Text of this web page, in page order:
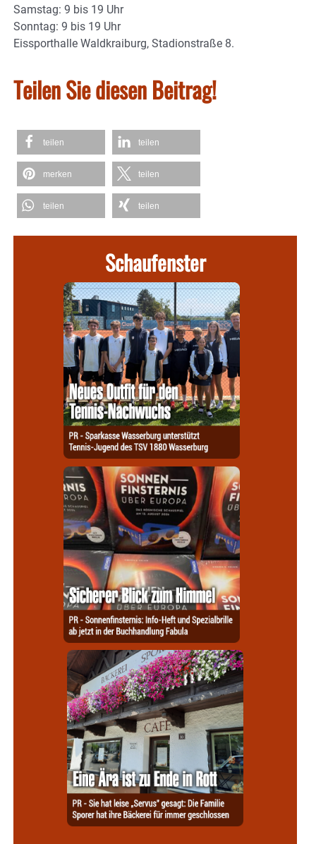
Samstag: 9 bis 19 Uhr
Sonntag: 9 bis 19 Uhr
Eissporthalle Waldkraiburg, Stadionstraße 8.
Teilen Sie diesen Beitrag!
teilen teilen
merken teilen
teilen teilen
Schaufenster